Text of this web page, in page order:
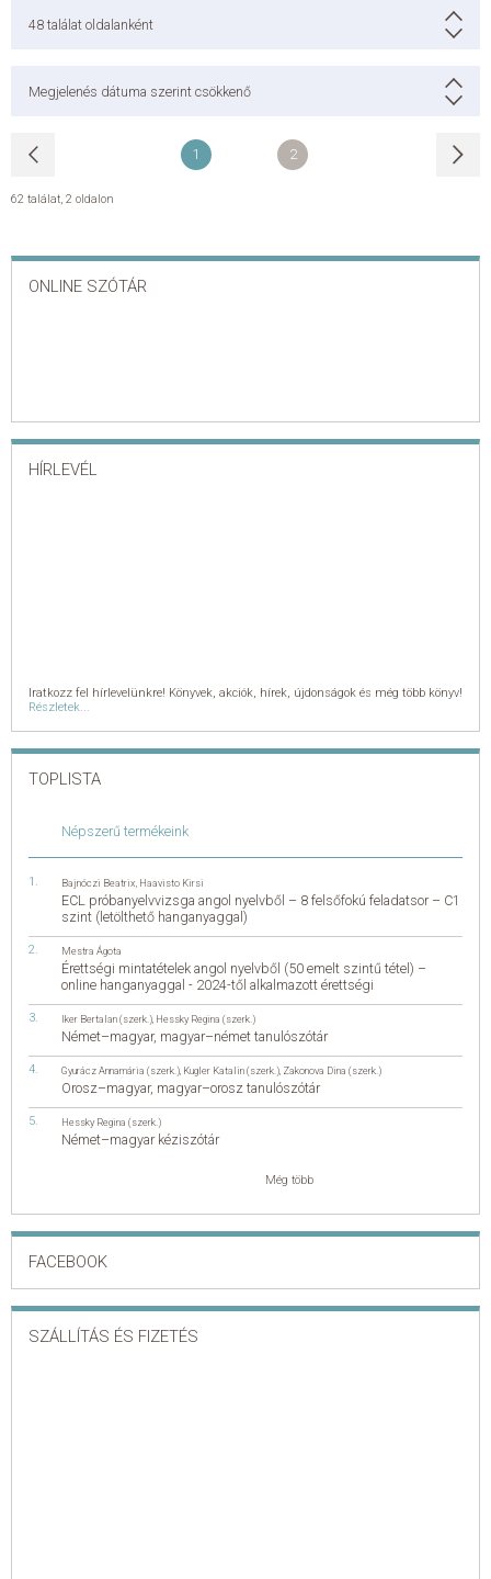
48 találat oldalanként
Megjelenés dátuma szerint csökkenő
1 2
62 találat, 2 oldalon
ONLINE SZÓTÁR
HÍRLEVÉL
Iratkozz fel hírlevelünkre! Könyvek, akciók, hírek, újdonságok és még több könyv!
Részletek...
TOPLISTA
Népszerű termékeink
Bajnóczi Beatrix Haavisto Kirsi
ECL próbanyelvvizsga angol nyelvből – 8 felsőfokú feladatsor – C1
szint (letölthető hanganyaggal)
Mestra Ágota
Érettségi mintatételek angol nyelvből (50 emelt szintű tétel) –
online hanganyaggal - 2024-től alkalmazott érettségi
Iker Bertalan (szerk.) Hessky Regina (szerk.)
Német–magyar, magyar–német tanulószótár
Gyurácz Annamária (szerk.) Kugler Katalin (szerk.) Zakonova Dina (szerk.)
Orosz–magyar, magyar–orosz tanulószótár
Hessky Regina (szerk.)
Német–magyar kéziszótár
Még több
FACEBOOK
SZÁLLÍTÁS ÉS FIZETÉS